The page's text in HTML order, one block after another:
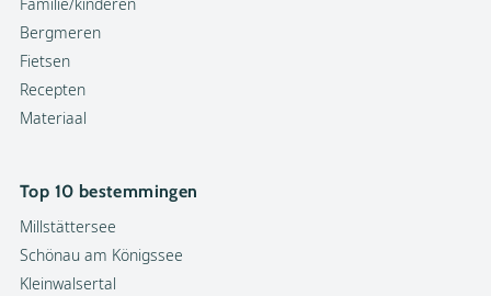
Familie/kinderen
Bergmeren
Fietsen
Recepten
Materiaal
Top 10 bestemmingen
Millstättersee
Schönau am Königssee
Kleinwalsertal